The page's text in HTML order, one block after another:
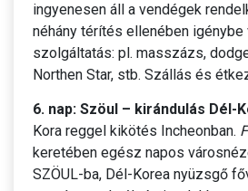
ingyenesen áll a vendégek
néhány térítés ellenében igénybe
szolgáltatás: pl. masszázs,
Northen Star, stb. Szállás és
6. nap: Szöul – kirándulás Dél-
Kora reggel kikötés Incheonban.
keretében egész napos
SZÖUL-ba, Dél-Korea nyüzsgő